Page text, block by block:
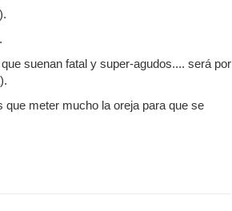
suenan fatal y super-agudos.... será por
que meter mucho la oreja para que se